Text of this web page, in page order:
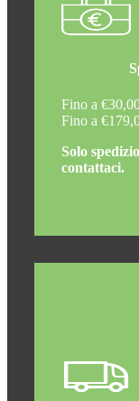
Fino a
Fino a
Solo
contattaci.